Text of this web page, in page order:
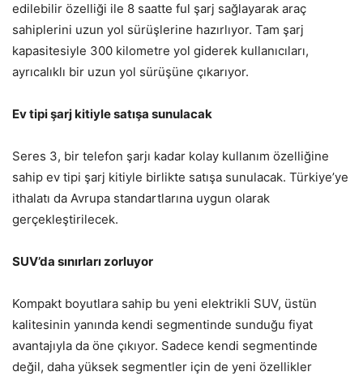
edilebilir özelliği ile 8 saatte ful şarj sağlayarak araç
sahiplerini uzun yol sürüşlerine hazırlıyor. Tam şarj
kapasitesiyle 300 kilometre yol giderek kullanıcıları,
ayrıcalıklı bir uzun yol sürüşüne çıkarıyor.
Ev tipi şarj kitiyle satışa sunulacak
Seres 3, bir telefon şarjı kadar kolay kullanım özelliğine
sahip ev tipi şarj kitiyle birlikte satışa sunulacak. Türkiye’ye
ithalatı da Avrupa standartlarına uygun olarak
gerçekleştirilecek.
SUV’da sınırları zorluyor
Kompakt boyutlara sahip bu yeni elektrikli SUV, üstün
kalitesinin yanında kendi segmentinde sunduğu fiyat
avantajıyla da öne çıkıyor. Sadece kendi segmentinde
değil, daha yüksek segmentler için de yeni özellikler